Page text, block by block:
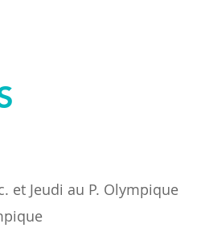
et Jeudi au P. Olympique